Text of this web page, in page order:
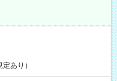
あり）